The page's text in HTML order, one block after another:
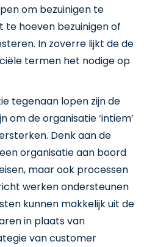
om bezuinigen te
hoeven bezuinigen of
In zoverre lijkt de de
termen het nodige op
tegenaan lopen zijn de
om de organisatie ‘intiem’
Denk aan de
organisatie aan boord
maar ook processen
werken ondersteunen
kunnen makkelijk uit de
in plaats van
van customer